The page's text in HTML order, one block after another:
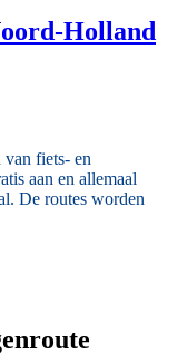
Holland
fiets- en
aan en allemaal
De routes worden